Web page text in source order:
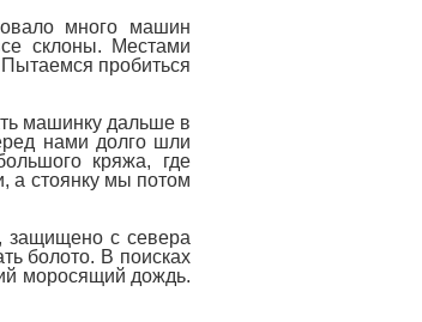
много машин
склоны. Местами
пробиться
машинку дальше в
нами долго шли
кряжа, где
а стоянку мы потом
защищено с севера
болото. В поисках
моросящий дождь.